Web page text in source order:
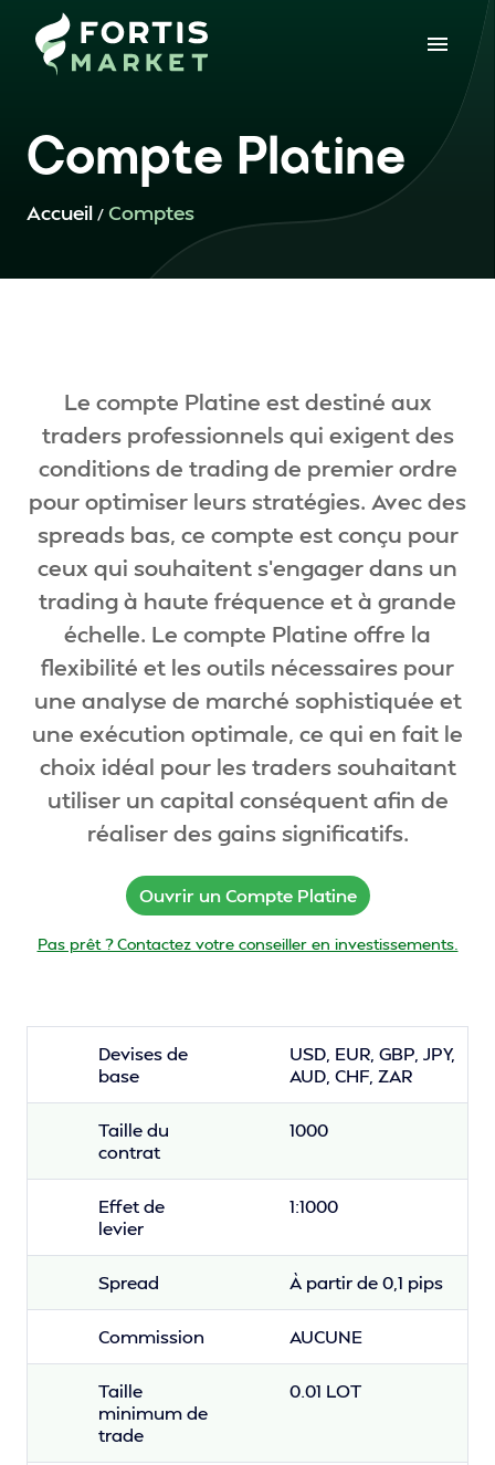
Compte Platine
Accueil / Comptes
Le compte Platine est destiné aux
traders professionnels qui exigent des
conditions de trading de premier ordre
pour optimiser leurs stratégies. Avec des
spreads bas, ce compte est conçu pour
ceux qui souhaitent s'engager dans un
trading à haute fréquence et à grande
échelle. Le compte Platine offre la
flexibilité et les outils nécessaires pour
une analyse de marché sophistiquée et
une exécution optimale, ce qui en fait le
choix idéal pour les traders souhaitant
utiliser un capital conséquent afin de
réaliser des gains significatifs.
Ouvrir un Compte Platine
Pas prêt ? Contactez votre conseiller en investissements.
Devises de
base
USD, EUR, GBP, JPY,
AUD, CHF, ZAR
Taille du
contrat
1000
Effet de
levier
1:1000
Spread À partir de 0,1 pips
Commission AUCUNE
Taille
minimum de
trade
0.01 LOT